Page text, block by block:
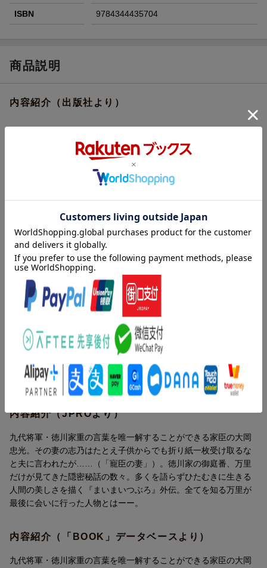
ISBN 9784344435704
商品説明
内容紹介（出版社より）
九代将軍・徳川家重の言葉を唯一解することができる家臣の大岡
忠光。その妻の志乃はたとえ子供からでも折り紙一枚受け取るな
と夫に言われたが……（「寵臣の妻」）。
徳川家の御庭番、万里だけが見てきた隠密秘話の数々。多くを語
らずひたむきに生きる人間の美しさを描く『まいまいつぶろ』外
伝。
全てを知る万里が最後に会いに行った人物とはーー。
更新日：2026年06月29日
内容紹介（JPROより）
九代将軍・徳川家重の言葉を唯一解することができる家臣の大岡
忠光。その妻の志乃はたとえ子供からでも折り紙一枚受け取るな
と夫に言われたが……（「寵臣の妻」）。徳川家の御庭番、万里
だけが見てきた隠密秘話の数々。多くを語らずひたむきに生きる
人間の美しさを描く『まいまいつぶろ』外伝。全てを知る万里が
最後に会いに行った人物とはーー。
内容紹介（「BOOK」データベースより）
九代将軍・徳川家重の言葉を唯一解することができる家臣の大岡